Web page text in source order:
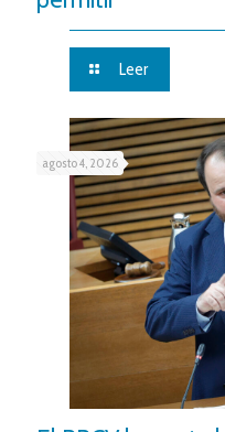
Leer
agosto 4, 2026